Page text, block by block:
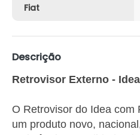
Fiat
Descrição
Retrovisor Externo -
O Retrovisor do Idea com
um produto novo,